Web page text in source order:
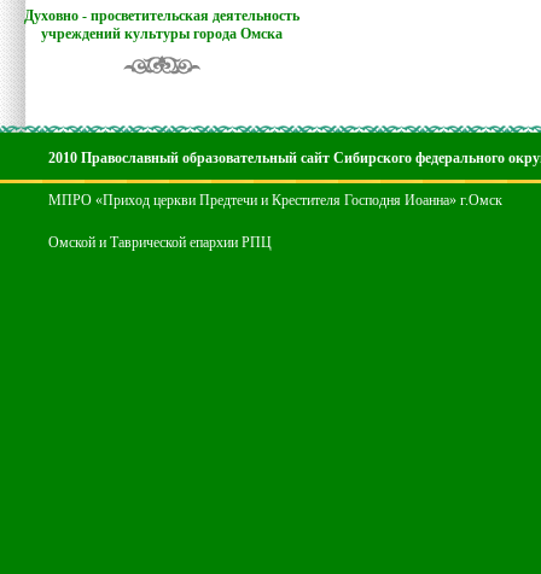
Духовно - просветительская деятельность
учреждений культуры города Омска
2010 Православный образовательный сайт Сибирского федерального
МПРО «Приход церкви Предтечи и Крестителя Господня Иоанна» г.Омск
Омской и Таврической епархии РПЦ